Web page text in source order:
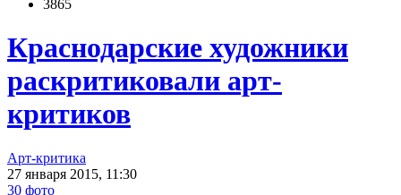
3865
Краснодарские художники
раскритиковали арт-
критиков
Арт-критика
27 января 2015, 11:30
30 фото